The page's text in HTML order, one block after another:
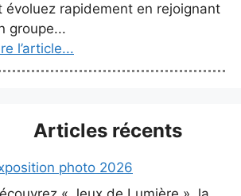
évoluez rapidement en rejoignant
groupe...
l’article...
Articles récents
photo 2026